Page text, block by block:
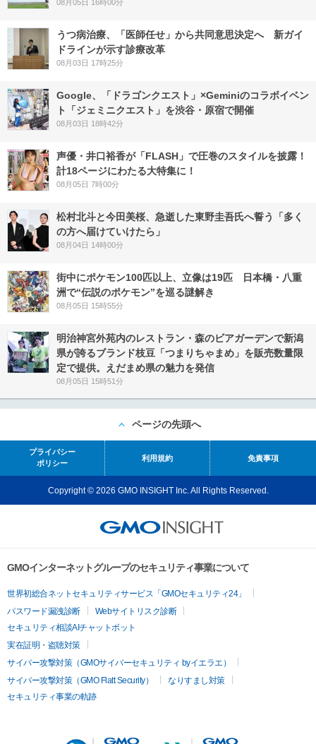
08月05日 16時00分
うつ病治療、「医師任せ」から共同意思決定へ 新ガイ
ドラインが示す診療改革
08月03日 17時25分
Google、「ドラゴンクエスト」×Geminiのコラボイベン
ト「ジェミニクエスト」を渋谷・原宿で開催
08月03日 18時42分
声優・井口裕香が「FLASH」で圧巻のスタイルを披露！
計18ページにわたる大特集に！
08月05日 7時00分
松村北斗と今田美桜、急逝した東野圭吾氏へ誓う「多く
の方へ届けていけたら」
08月04日 14時00分
街中にポケモン100匹以上、立像は19匹 日本橋・八重
洲で“伝説のポケモン”を巡る謎解き
08月05日 15時55分
明治神宮外苑内のレストラン・森のビアガーデンで新潟
県が誇るブランド枝豆「つまりちゃまめ」を販売数量限
定で提供。えだまめ県の魅力を発信
08月05日 15時51分
ページの先頭へ
プライバシー
ポリシー
利用規約 免責事項
Copyright © 2026 GMO INSIGHT Inc. All Rights Reserved.
GMOインターネットグループのセキュリティ事業について
世界初総合ネットセキュリティサービス「GMOセキュリティ24」
パスワード漏洩診断
Webサイトリスク診断
セキュリティ相談AIチャットボット
実在証明・盗聴対策
サイバー攻撃対策（GMOサイバーセキュリティ byイエラエ）
サイバー攻撃対策（GMO Flatt Security）
なりすまし対策
セキュリティ事業の軌跡